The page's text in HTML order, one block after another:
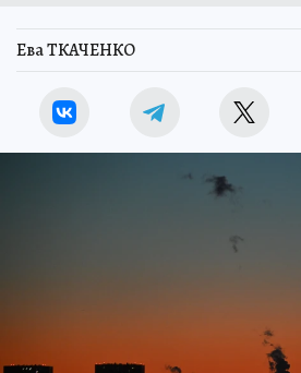
Ева ТКАЧЕНКО